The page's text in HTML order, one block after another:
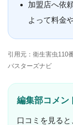
加盟店へ依
よって料金
引用元：衛生害虫110
バスターズナビ
編集部コメン
口コミを見る